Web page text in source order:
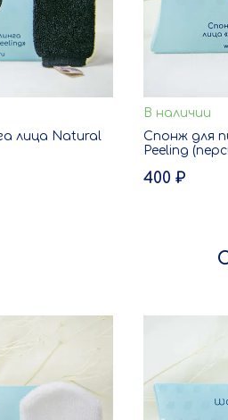
лица Natural
КЛИК
В наличии
Спонж для
Peeling
400 ₽